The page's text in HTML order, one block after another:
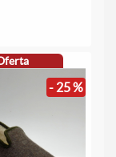
- 25 %